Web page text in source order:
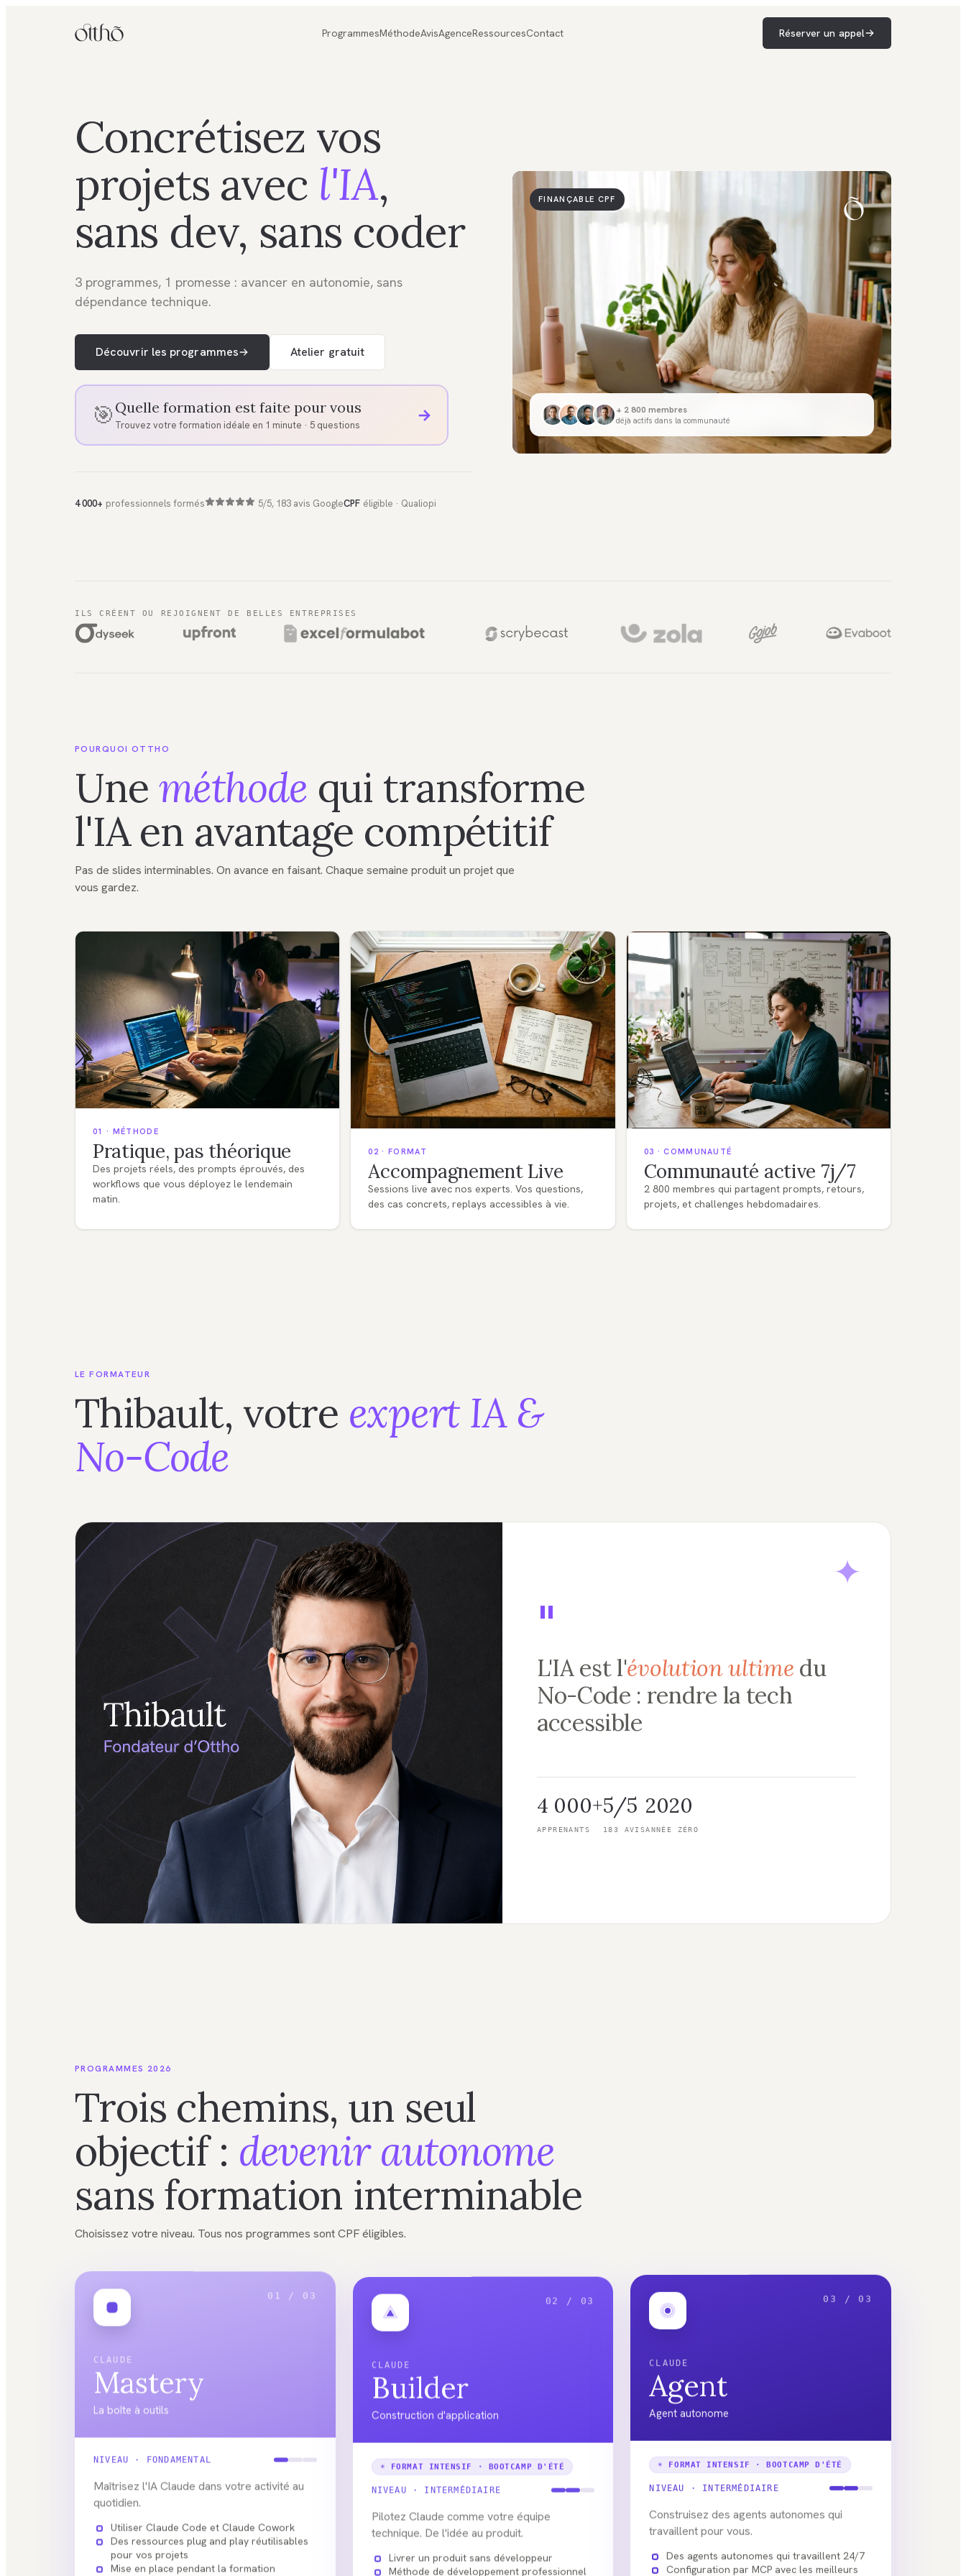
ProgrammesMéthodeAvisAgenceRessourcesContact Réserver un appel
Concrétisez vos
projets avec l'IA,
sans dev, sans coder
3 programmes, 1 promesse : avancer en autonomie, sans
dépendance technique.
Découvrir les programmes Atelier gratuit
🎯 Quelle formation est faite pour vous
Trouvez votre formation idéale en 1 minute · 5 questions →
4 000+ professionnels formés 5/5, 183 avis GoogleCPF éligible · Qualiopi
FINANÇABLE CPF
+ 2 800 membres
déjà actifs dans la communauté
ILS CRÉENT OU REJOIGNENT DE BELLES ENTREPRISES
POURQUOI OTTHO
Une méthode qui transforme
l'IA en avantage compétitif
Pas de slides interminables. On avance en faisant. Chaque semaine produit un projet que
vous gardez.
01 · MÉTHODE
Pratique, pas théorique
Des projets réels, des prompts éprouvés, des
workflows que vous déployez le lendemain
matin.
02 · FORMAT
Accompagnement Live
Sessions live avec nos experts. Vos questions,
des cas concrets, replays accessibles à vie.
03 · COMMUNAUTÉ
Communauté active 7j/7
2 800 membres qui partagent prompts, retours,
projets, et challenges hebdomadaires.
LE FORMATEUR
Thibault, votre expert IA &
No-Code
"
L'IA est l'évolution ultime du
No-Code : rendre la tech
accessible
4 000+
APPRENANTS
5/5
183 AVIS
2020
ANNÉE ZÉRO
PROGRAMMES 2026
Trois chemins, un seul
objectif : devenir autonome
sans formation interminable
Choisissez votre niveau. Tous nos programmes sont CPF éligibles.
01 / 03
CLAUDE
Mastery
La boîte à outils
NIVEAU · FONDAMENTAL
Maîtrisez l'IA Claude dans votre activité au
quotidien.
Utiliser Claude Code et Claude Cowork
Des ressources plug and play réutilisables
pour vos projets
Mise en place pendant la formation
02 / 03
CLAUDE
Builder
Construction d'application
☀ FORMAT INTENSIF · BOOTCAMP D'ÉTÉ
NIVEAU · INTERMÉDIAIRE
Pilotez Claude comme votre équipe
technique. De l'idée au produit.
Livrer un produit sans développeur
Méthode de développement professionnel
03 / 03
CLAUDE
Agent
Agent autonome
☀ FORMAT INTENSIF · BOOTCAMP D'ÉTÉ
NIVEAU · INTERMÉDIAIRE
Construisez des agents autonomes qui
travaillent pour vous.
Des agents autonomes qui travaillent 24/7
Configuration par MCP avec les meilleurs